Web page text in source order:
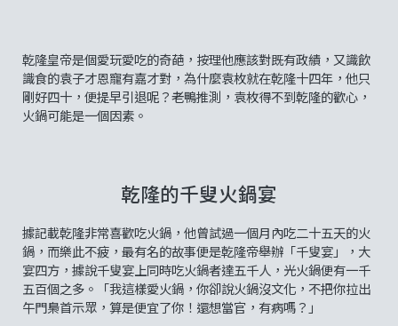
乾隆皇帝是個愛玩愛吃的奇葩，按理他應該對既有政績，又識飲
識食的袁子才恩寵有嘉才對，為什麼袁枚就在乾隆十四年，他只
剛好四十，便提早引退呢？老鴨推測，袁枚得不到乾隆的歡心，
火鍋可能是一個因素。
乾隆的千叟火鍋宴
據記載乾隆非常喜歡吃火鍋，他曾試過一個月內吃二十五天的火
鍋，而樂此不疲，最有名的故事便是乾隆帝舉辦「千叟宴」，大
宴四方，據說千叟宴上同時吃火鍋者達五千人，光火鍋便有一千
五百個之多。「我這樣愛火鍋，你卻說火鍋沒文化，不把你拉出
午門梟首示眾，算是便宜了你！還想當官，有病嗎？」